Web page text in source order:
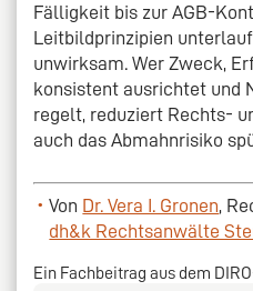
Fälligkeit bis zur AGB-
Leitbildprinzipien
unwirksam. Wer Zweck,
konsistent ausrichtet und
regelt, reduziert Rechts-
auch das Abmahnrisiko
Von Dr. Vera I. Gronen ,
dh&k Rechtsanwälte
Ein Fachbeitrag aus dem